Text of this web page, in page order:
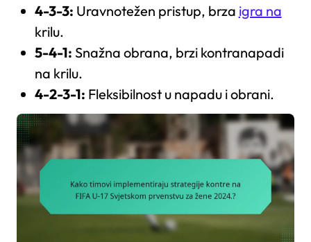
4-3-3: Uravnotežen pristup, brza igra na
krilu.
5-4-1: Snažna obrana, brzi kontranapadi
na krilu.
4-2-3-1: Fleksibilnost u napadu i obrani.